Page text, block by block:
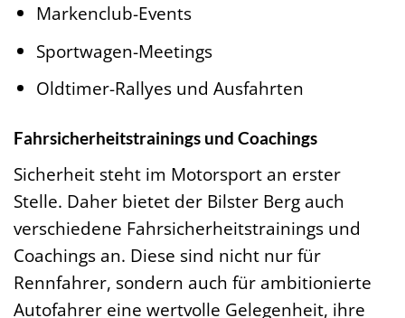
Markenclub-Events
Sportwagen-Meetings
Oldtimer-Rallyes und Ausfahrten
Fahrsicherheitstrainings und Coachings
Sicherheit steht im Motorsport an erster
Stelle. Daher bietet der Bilster Berg auch
verschiedene Fahrsicherheitstrainings und
Coachings an. Diese sind nicht nur für
Rennfahrer, sondern auch für ambitionierte
Autofahrer eine wertvolle Gelegenheit, ihre